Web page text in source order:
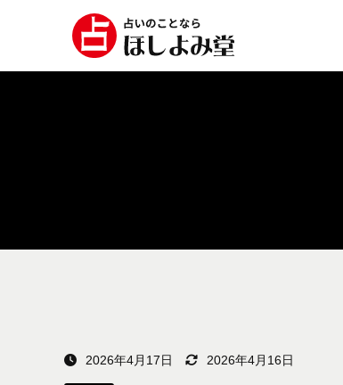
2026年4月17日 2026年4月16日